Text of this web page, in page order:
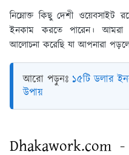
নিম্নোক্ত কিছু দেশী ওয়েবসাইট
ইনকাম করতে পারেন। আমরা
আলোচনা করেছি যা আপনারা
আরো পড়ুনঃ ১৫টি ডলার
উপায়